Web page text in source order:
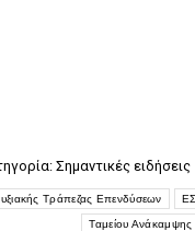
Σημαντικές ειδήσεις
Τράπεζας Επενδύσεων
Ταμείου Ανάκαμψης